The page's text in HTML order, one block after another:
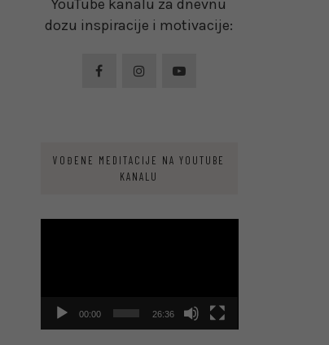
YouTube kanalu za dnevnu
dozu inspiracije i motivacije:
VOĐENE MEDITACIJE NA YOUTUBE
KANALU
00:00 26:36